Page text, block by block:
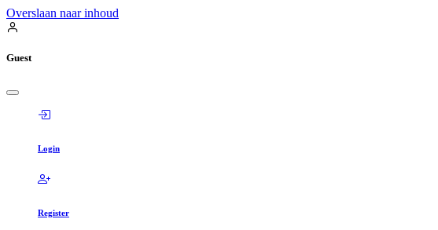
Overslaan naar inhoud
Guest
Login
Register